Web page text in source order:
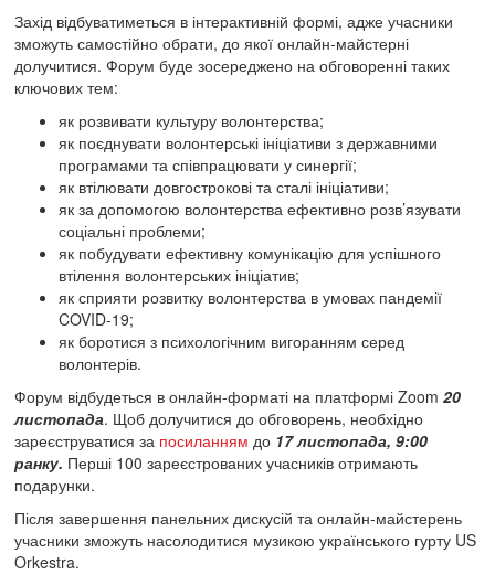
Захід відбуватиметься в інтерактивній формі, адже учасники
зможуть самостійно обрати, до якої онлайн-майстерні
долучитися. Форум буде зосереджено на обговоренні таких
ключових тем:
як розвивати культуру волонтерства;
як поєднувати волонтерські ініціативи з державними
програмами та співпрацювати у синергії;
як втілювати довгострокові та сталі ініціативи;
як за допомогою волонтерства ефективно розв’язувати
соціальні проблеми;
як побудувати ефективну комунікацію для успішного
втілення волонтерських ініціатив;
як сприяти розвитку волонтерства в умовах пандемії
COVID-19;
як боротися з психологічним вигоранням серед
волонтерів.
Форум відбудеться в онлайн-форматі на платформі Zoom 20
листопада. Щоб долучитися до обговорень, необхідно
зареєструватися за посиланням до 17 листопада, 9:00
ранку. Перші 100 зареєстрованих учасників отримають
подарунки.
Після завершення панельних дискусій та онлайн-майстерень
учасники зможуть насолодитися музикою українського гурту US
Orkestra.